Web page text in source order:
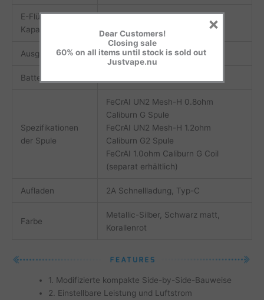
E-Flüssigkeit
Kapazität
Ausgangsleistung Maximal 16W
Batteriekapazität
Spezifikationen
der Spule
FeCrAI UN2 Mesh-H 0.8ohm
Caliburn G Spule
FeCrAI UN2 Mesh-H 1.2ohm
Caliburn G2 Spule
FeCrAI 1.0ohm Caliburn G Coil
(separat erhältlich)
Aufladen 2A Schnellladung, Typ-C
Farbe
Metallic-Silber, Schwarz matt,
Korallenrot
1. Modifizierte kompakte Side-by-Side-Bauweise
2. Einstellbare Leistung und Luftstrom
Dear Customers!
Closing sale
60% on all items until stock is sold out
Justvape.nu
×